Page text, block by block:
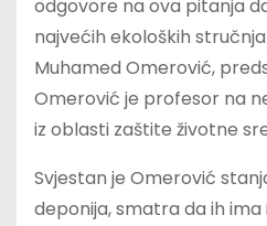
odgovore na ova pitanja
najvećih ekoloških
Muhamed Omerović,
Omerović je profesor na
iz oblasti zaštite životne
Svjestan je Omerović
deponija, smatra da ih ima